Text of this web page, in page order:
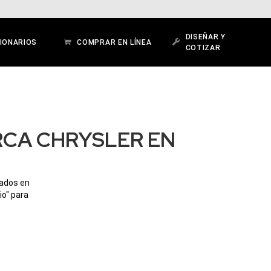
COMPRAR EN LÍNEA
DISEÑAR Y
COTIZAR
CHRYSLER EN
en
para